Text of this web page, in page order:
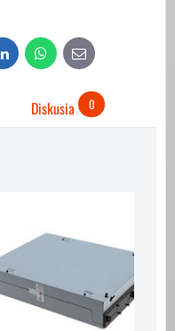
LinkedIn WhatsAppE-
mail
Diskusia 0